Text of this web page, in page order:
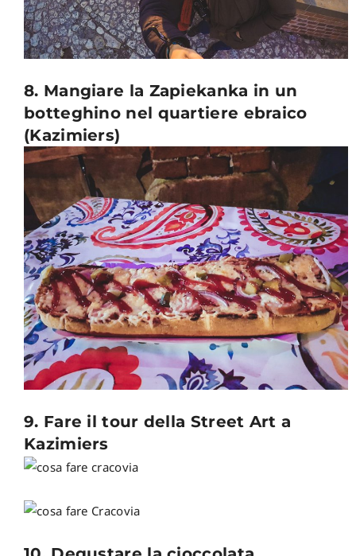
8. Mangiare la Zapiekanka in un
botteghino nel quartiere ebraico
(Kazimiers)
9. Fare il tour della Street Art a
Kazimiers